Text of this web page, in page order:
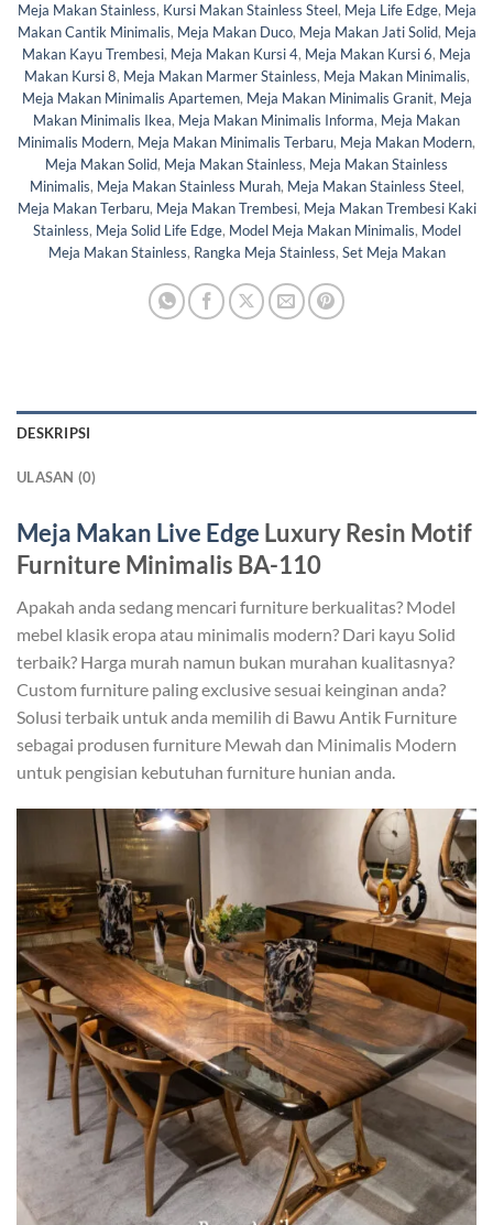
Meja Makan Stainless, Kursi Makan Stainless Steel, Meja Life Edge, Meja
Makan Cantik Minimalis, Meja Makan Duco, Meja Makan Jati Solid, Meja
Makan Kayu Trembesi, Meja Makan Kursi 4, Meja Makan Kursi 6, Meja
Makan Kursi 8, Meja Makan Marmer Stainless, Meja Makan Minimalis,
Meja Makan Minimalis Apartemen, Meja Makan Minimalis Granit, Meja
Makan Minimalis Ikea, Meja Makan Minimalis Informa, Meja Makan
Minimalis Modern, Meja Makan Minimalis Terbaru, Meja Makan Modern,
Meja Makan Solid, Meja Makan Stainless, Meja Makan Stainless
Minimalis, Meja Makan Stainless Murah, Meja Makan Stainless Steel,
Meja Makan Terbaru, Meja Makan Trembesi, Meja Makan Trembesi Kaki
Stainless, Meja Solid Life Edge, Model Meja Makan Minimalis, Model
Meja Makan Stainless, Rangka Meja Stainless, Set Meja Makan
DESKRIPSI
ULASAN (0)
Meja Makan Live Edge Luxury Resin Motif
Furniture Minimalis BA-110
Apakah anda sedang mencari furniture berkualitas? Model
mebel klasik eropa atau minimalis modern? Dari kayu Solid
terbaik? Harga murah namun bukan murahan kualitasnya?
Custom furniture paling exclusive sesuai keinginan anda?
Solusi terbaik untuk anda memilih di Bawu Antik Furniture
sebagai produsen furniture Mewah dan Minimalis Modern
untuk pengisian kebutuhan furniture hunian anda.